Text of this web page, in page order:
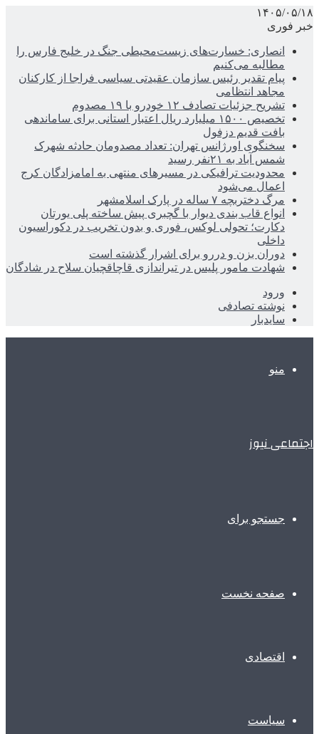
۱۴۰۵/۰۵/۱۸
خبر فوری
انصاری: خسارت‌های زیست‌محیطی جنگ در خلیج فارس را
مطالبه‌ می‌کنیم
پیام تقدیر رئیس سازمان عقیدتی سیاسی فراجا از کارکنان
مجاهد انتظامی
تشریح جزئیات تصادف ۱۲ خودرو با ۱۹ مصدوم
تخصیص ۱۵۰۰ میلیارد ریال اعتبار استانی برای ساماندهی
بافت قدیم دزفول
سخنگوی اورژانس تهران: تعداد مصدومان حادثه شهرک
شمس آباد به ۲۱نفر رسید
محدودیت ترافیکی در مسیرهای منتهی به امامزادگان کرج
اعمال می‌شود
مرگ دختربچه ۷ ساله در پارک اسلامشهر
انواع قاب بندی دیوار با گچبری پیش ساخته پلی یورتان
دکارت؛ تحولی لوکس، فوری و بدون تخریب در دکوراسیون
داخلی
دوران بزن و دررو برای اشرار گذشته است
شهادت مامور پلیس در تیراندازی قاچاقچیان سلاح در شادگان
ورود
نوشته تصادفی
سایدبار
منو
اجتماعی نیوز
جستجو برای
صفحه نخست
اقتصادی
سیاست